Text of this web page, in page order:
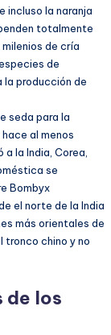
incluso la naranja
totalmente
de cría
de
la producción de
seda para la
al menos
la India, Corea,
se
Bombyx
el norte de la India
más orientales de
tronco chino y no
de los